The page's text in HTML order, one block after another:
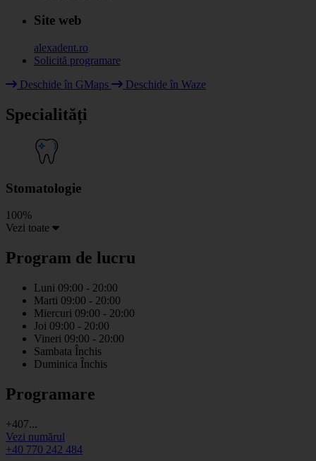
Site web
alexadent.ro
Solicită programare
−
Deschide în GMaps
Deschide în Waze
Specialități
Stomatologie
100%
Vezi toate
Program de lucru
Luni 09:00 - 20:00
Marti 09:00 - 20:00
Miercuri 09:00 - 20:00
Joi 09:00 - 20:00
Vineri 09:00 - 20:00
Sambata Închis
Duminica Închis
Programare
+407...
Vezi numărul
+40 770 242 484